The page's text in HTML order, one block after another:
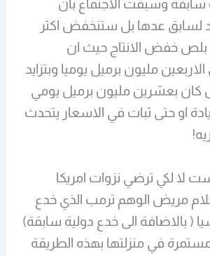
وسبقت الاجتماع بان
لسابق عدها بل ستنخفض اكثر
خفض الانتاج حيث ان
مليون برميل يوميا وبتزايد
بعشرين مليون برميل يومي
او حتى ثبات في الاسعار يتحدث
لا لكي ترضي نزوات امريكا
مريض الوهم ترمب الذي خدع
( بالاضافة الى خدع دولية سابقة)
في منزلتها بهذه الطريقة